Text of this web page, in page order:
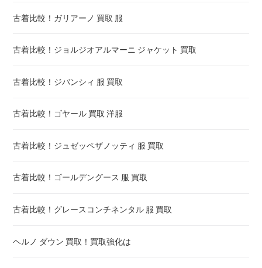
古着比較！ガリアーノ 買取 服
古着比較！ジョルジオアルマーニ ジャケット 買取
古着比較！ジバンシィ 服 買取
古着比較！ゴヤール 買取 洋服
古着比較！ジュゼッペザノッティ 服 買取
古着比較！ゴールデングース 服 買取
古着比較！グレースコンチネンタル 服 買取
ヘルノ ダウン 買取！買取強化は